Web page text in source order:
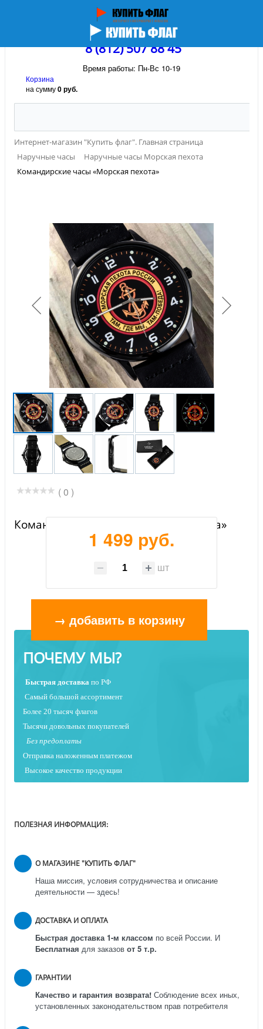
8 (812) 507 88 45
Время работы: Пн-Вс 10-19
Корзина
на сумму0 руб.
Интернет-магазин "Купить флаг". Главная страница
Наручные часы
Наручные часы Морская пехота
Командирские часы «Морская пехота»
( 0 )
Командирские часы «Морская пехота»
1 499 руб.
шт
→ добавить в корзину
ПОЧЕМУ МЫ?
Быстрая доставка по РФ
Самый большой ассортимент
Более 20 тысяч флагов
Тысячи довольных покупателей
Без предоплаты
Отправка наложенным платежом
Высокое качество продукции
ПОЛЕЗНАЯ ИНФОРМАЦИЯ:
О МАГАЗИНЕ "КУПИТЬ ФЛАГ"
Наша миссия, условия сотрудничества и описание
деятельности — здесь!
ДОСТАВКА И ОПЛАТА
Быстрая доставка 1-м классом по всей России. И
Бесплатная для заказов от 5 т.р.
ГАРАНТИИ
Качество и гарантия возврата! Соблюдение всех иных,
установленных законодательством прав потребителя